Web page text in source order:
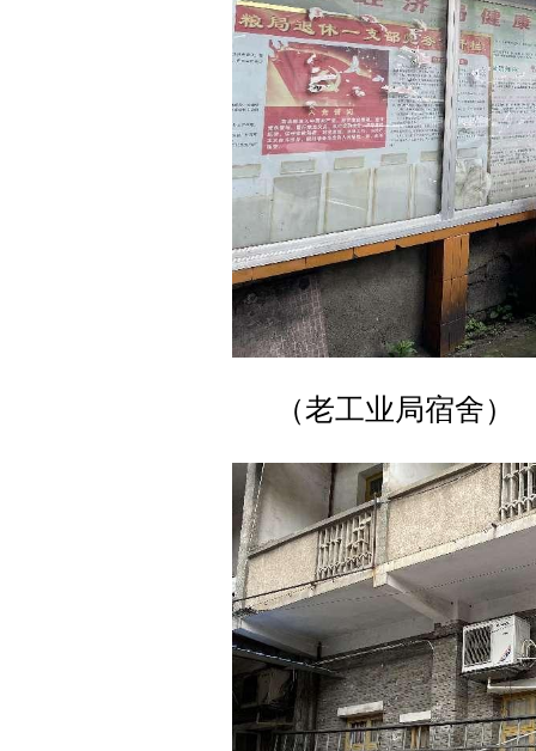
（老工业局宿舍）